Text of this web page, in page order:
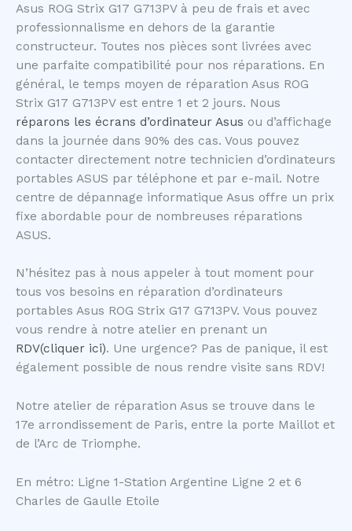
Asus ROG Strix G17 G713PV à peu de frais et avec
professionnalisme en dehors de la garantie
constructeur. Toutes nos pièces sont livrées avec
une parfaite compatibilité pour nos réparations. En
général, le temps moyen de réparation Asus ROG
Strix G17 G713PV est entre 1 et 2 jours. Nous
réparons les écrans d’ordinateur Asus ou d’affichage
dans la journée dans 90% des cas. Vous pouvez
contacter directement notre technicien d’ordinateurs
portables ASUS par téléphone et par e-mail. Notre
centre de dépannage informatique Asus offre un prix
fixe abordable pour de nombreuses réparations
ASUS.
N’hésitez pas à nous appeler à tout moment pour
tous vos besoins en réparation d’ordinateurs
portables Asus ROG Strix G17 G713PV. Vous pouvez
vous rendre à notre atelier en prenant un
RDV(cliquer ici). Une urgence? Pas de panique, il est
également possible de nous rendre visite sans RDV!
Notre atelier de réparation Asus se trouve dans le
17e arrondissement de Paris, entre la porte Maillot et
de l’Arc de Triomphe.
En métro: Ligne 1-Station Argentine Ligne 2 et 6
Charles de Gaulle Etoile